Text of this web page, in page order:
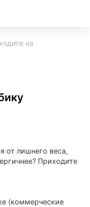
на
от лишнего веса,
Приходите
(коммерческие